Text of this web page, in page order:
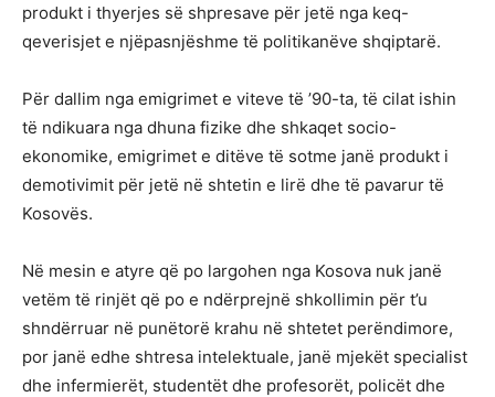
produkt i thyerjes së shpresave për jetë nga keq-
qeverisjet e njëpasnjëshme të politikanëve shqiptarë.
Për dallim nga emigrimet e viteve të ’90-ta, të cilat ishin
të ndikuara nga dhuna fizike dhe shkaqet socio-
ekonomike, emigrimet e ditëve të sotme janë produkt i
demotivimit për jetë në shtetin e lirë dhe të pavarur të
Kosovës.
Në mesin e atyre që po largohen nga Kosova nuk janë
vetëm të rinjët që po e ndërprejnë shkollimin për t’u
shndërruar në punëtorë krahu në shtetet perëndimore,
por janë edhe shtresa intelektuale, janë mjekët specialist
dhe infermierët, studentët dhe profesorët, policët dhe